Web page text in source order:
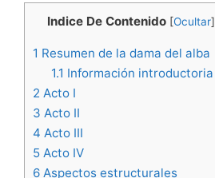
Indice De Contenido [Ocultar]
1 Resumen de la dama del alba
1.1 Información introductoria
2 Acto I
3 Acto II
4 Acto III
5 Acto IV
6 Aspectos estructurales